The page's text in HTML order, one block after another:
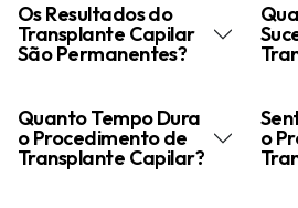
Os Resultados do
Transplante Capilar
São Permanentes?
Quanto Tempo Dura
o Procedimento de
Transplante Capilar?
o